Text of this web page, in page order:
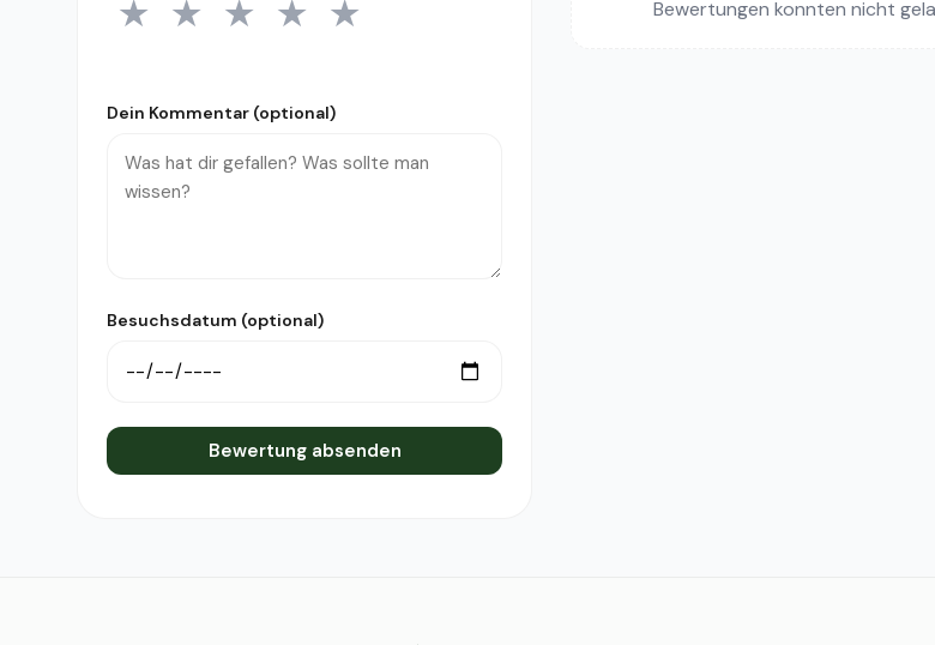
1 Stern
★ 2 Sterne
★ 3 Sterne
★ 4 Sterne
★ 5 Sterne
★
Dein Kommentar (optional)
Besuchsdatum (optional)
Bewertung absenden
Bewertungen konnten nicht